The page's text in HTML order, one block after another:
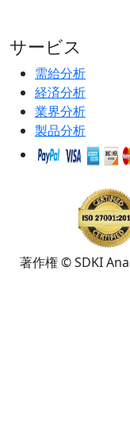
サービス
需給分析
経済分析
業界分析
製品分析
著作権 © SDKI